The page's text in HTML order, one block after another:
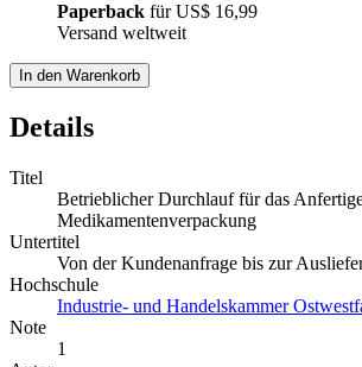
Paperback fürUS$ 16,99
Versand weltweit
In den Warenkorb
Details
Titel
Betrieblicher Durchlauf für das
Medikamentenverpackung
Untertitel
Von der Kundenanfrage bis zur
Hochschule
Industrie- und Handelskammer
Note
1